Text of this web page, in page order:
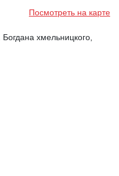
хмельницкого,
Посмотреть на карте